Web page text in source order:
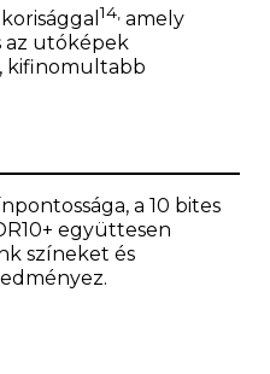
14, amely
az utóképek
kifinomultabb
a 10 bites
együttesen
színeket és